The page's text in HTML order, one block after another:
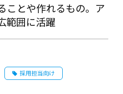
ことや作れるもの。ア
範囲に活躍
採用担当向け